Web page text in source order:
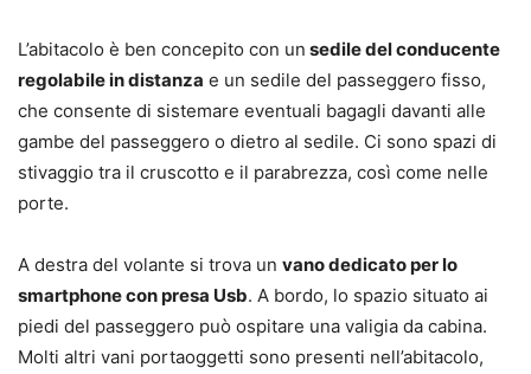
L’abitacolo è ben concepito con un sedile del conducente
regolabile in distanza e un sedile del passeggero fisso,
che consente di sistemare eventuali bagagli davanti alle
gambe del passeggero o dietro al sedile. Ci sono spazi di
stivaggio tra il cruscotto e il parabrezza, così come nelle
porte.
A destra del volante si trova un vano dedicato per lo
smartphone con presa Usb. A bordo, lo spazio situato ai
piedi del passeggero può ospitare una valigia da cabina.
Molti altri vani portaoggetti sono presenti nell’abitacolo,